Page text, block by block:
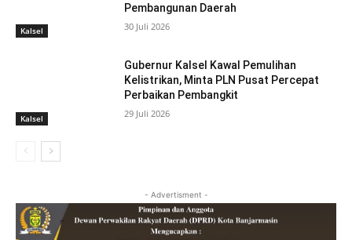
Kalsel
Pembangunan Daerah
30 Juli 2026
Kalsel
Gubernur Kalsel Kawal Pemulihan
Kelistrikan, Minta PLN Pusat Percepat
Perbaikan Pembangkit
29 Juli 2026
- Advertisment -